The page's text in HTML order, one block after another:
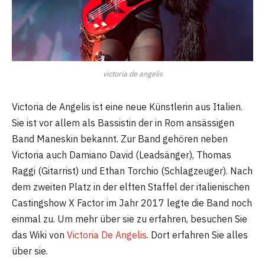
victoria de angelis
Victoria de Angelis ist eine neue Künstlerin aus Italien.
Sie ist vor allem als Bassistin der in Rom ansässigen
Band Maneskin bekannt. Zur Band gehören neben
Victoria auch Damiano David (Leadsänger), Thomas
Raggi (Gitarrist) und Ethan Torchio (Schlagzeuger). Nach
dem zweiten Platz in der elften Staffel der italienischen
Castingshow X Factor im Jahr 2017 legte die Band noch
einmal zu. Um mehr über sie zu erfahren, besuchen Sie
das Wiki von Victoria De Angelis. Dort erfahren Sie alles
über sie.